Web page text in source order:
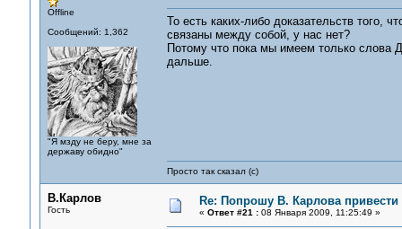
Offline
Сообщений: 1,362
"Я мзду не беру, мне за
державу обидно"
То есть каких-либо доказательств того,
связаны между собой, у нас нет?
Потому что пока мы имеем только слова
дальше.
Просто так сказал (с)
В.Карлов
Гость
Re: Попрошу В. Карлова привести
« Ответ #21 :08 Января 2009, 11:25:49 »